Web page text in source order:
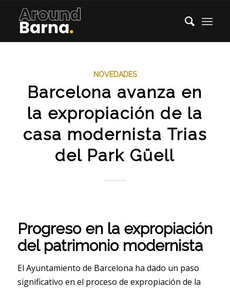
NOVEDADES
Barcelona avanza en
la expropiación de la
casa modernista Trias
del Park Güell
Progreso en la expropiación
del patrimonio modernista
El Ayuntamiento de Barcelona ha dado un paso
significativo en el proceso de expropiación de la